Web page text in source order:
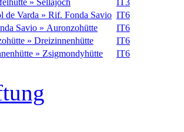
» Sellajoch
IT3
de Varda » Rif. Fonda Savio IT6
Savio » Auronzohütte
IT6
» Dreizinnenhütte
IT6
» Zsigmondyhütte IT6